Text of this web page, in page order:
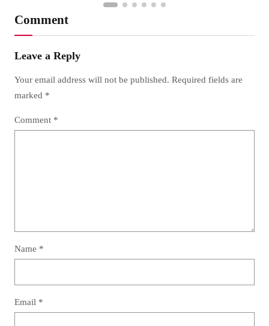
Comment
Leave a Reply
Your email address will not be published. Required fields are
marked *
Comment *
Name *
Email *